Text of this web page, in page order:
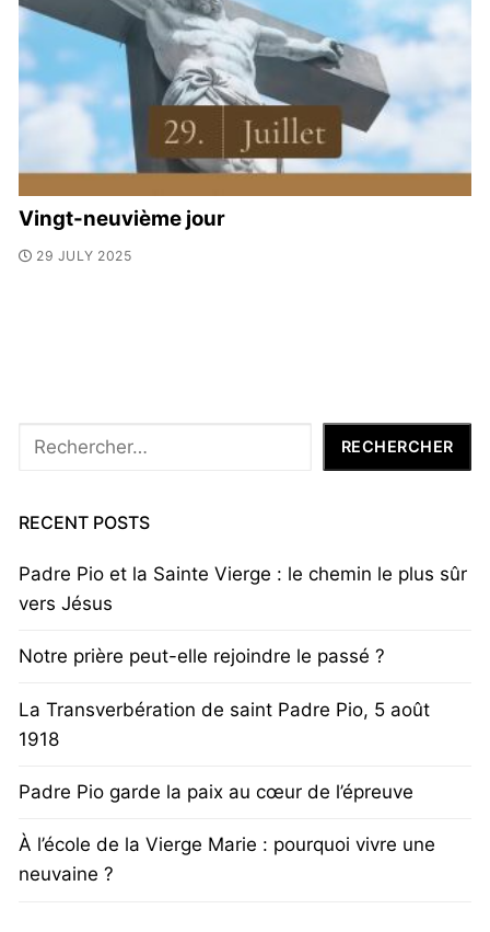
Vingt-neuvième jour
29 JULY 2025
Rechercher RECHERCHER
RECENT POSTS
Padre Pio et la Sainte Vierge : le chemin le plus sûr
vers Jésus
Notre prière peut-elle rejoindre le passé ?
La Transverbération de saint Padre Pio, 5 août
1918
Padre Pio garde la paix au cœur de l’épreuve
À l’école de la Vierge Marie : pourquoi vivre une
neuvaine ?